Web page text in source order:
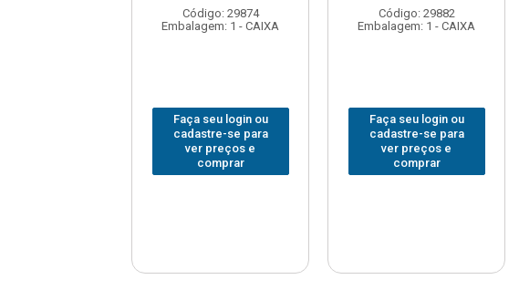
Código: 29874
Embalagem: 1 - CAIXA
Faça seu login ou
cadastre-se para
ver preços e
comprar
Código: 29882
Embalagem: 1 - CAIXA
Faça seu login ou
cadastre-se para
ver preços e
comprar